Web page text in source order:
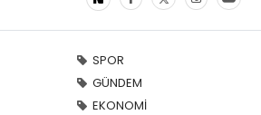
SPOR
GÜNDEM
EKONOMİ